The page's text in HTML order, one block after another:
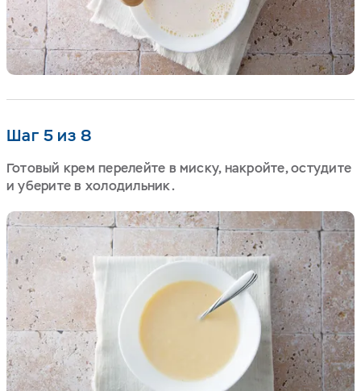
Шаг 5 из 8
Готовый крем перелейте в миску, накройте, остудите
и уберите в холодильник.